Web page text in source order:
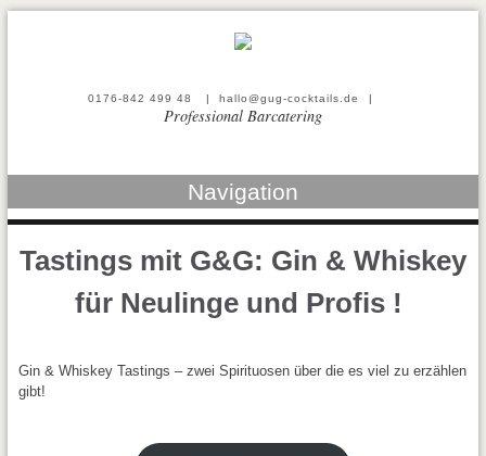
0176-842 499 48 | hallo@gug-cocktails.de |
Professional Barcatering
Navigation
Tastings mit G&G: Gin & Whiskey
für Neulinge und Profis !
Gin & Whiskey Tastings – zwei Spirituosen über die es viel zu erzählen
gibt!